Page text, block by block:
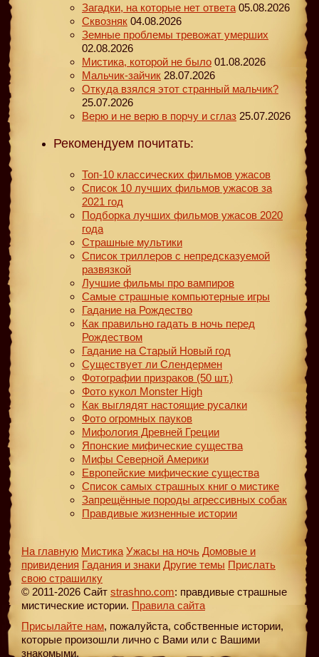
Загадки, на которые нет ответа 05.08.2026
Сквозняк 04.08.2026
Земные проблемы тревожат умерших
02.08.2026
Мистика, которой не было 01.08.2026
Мальчик-зайчик 28.07.2026
Откуда взялся этот странный мальчик?
25.07.2026
Верю и не верю в порчу и сглаз 25.07.2026
Рекомендуем почитать:
Топ-10 классических фильмов ужасов
Список 10 лучших фильмов ужасов за
2021 год
Подборка лучших фильмов ужасов 2020
года
Страшные мультики
Список триллеров с непредсказуемой
развязкой
Лучшие фильмы про вампиров
Самые страшные компьютерные игры
Гадание на Рождество
Как правильно гадать в ночь перед
Рождеством
Гадание на Старый Новый год
Существует ли Слендермен
Фотографии призраков (50 шт.)
Фото кукол Monster High
Как выглядят настоящие русалки
Фото огромных пауков
Мифология Древней Греции
Японские мифические существа
Мифы Северной Америки
Европейские мифические существа
Список самых страшных книг о мистике
Запрещённые породы агрессивных собак
Правдивые жизненные истории
На главную Мистика Ужасы на ночь Домовые и
привидения Гадания и знаки Другие темы Прислать
свою страшилку
© 2011-2026 Сайт strashno.com: правдивые страшные
мистические истории. Правила сайта
Присылайте нам, пожалуйста, собственные истории,
которые произошли лично с Вами или с Вашими
знакомыми.